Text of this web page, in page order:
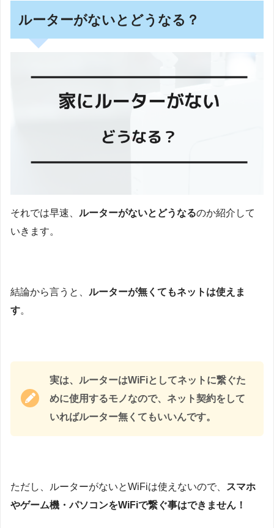
ルーターがないとどうなる？
それでは早速、 ルーターがないとどうなるのか紹介して
いきます。
結論から言うと、 ルーターが無くてもネットは使えま
す。
実は、ルーターはWiFiとしてネットに繋ぐた
めに使用するモノなので、ネット契約をして
いればルーター無くてもいいんです。
ただし、ルーターがないとWiFiは使えないので、
スマホ
やゲーム機・パソコンをWiFiで繋ぐ事はできません！